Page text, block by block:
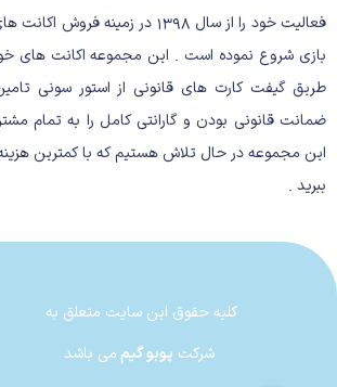
می‌گیرند تا به ارتش ملحق
در ادامه داستان، ارن
این قدرت برای بازپس‌گیری
در فصل سوم، تایتان‌های
تاریخچه آنها آشکار
فعالیت خود را از سال ۱۳۹۸ در زمینه
بازی شروع نموده است . این مجموعه اکانت های
طریق گیفت کارت های قانونی از استور سونی
ضمانت قانونی بودن و گارانتی کامل را به تمام
این مجموعه در حال تلاش هستیم که با کمترین هزینه
ببرید .
کلیه حقوق این سایت متعلق به
شرکت پوبو گیممی باشد